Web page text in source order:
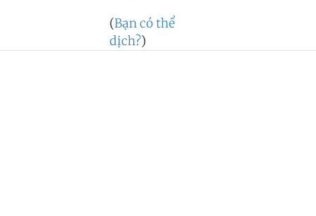
(Bạn có thể
dịch?)